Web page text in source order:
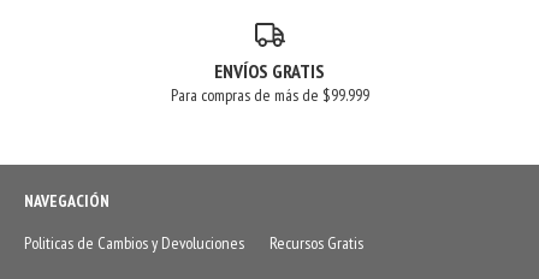
ENVÍOS GRATIS
Para compras de más de $99.999
NAVEGACIÓN
Politicas de Cambios y Devoluciones
Recursos Gratis